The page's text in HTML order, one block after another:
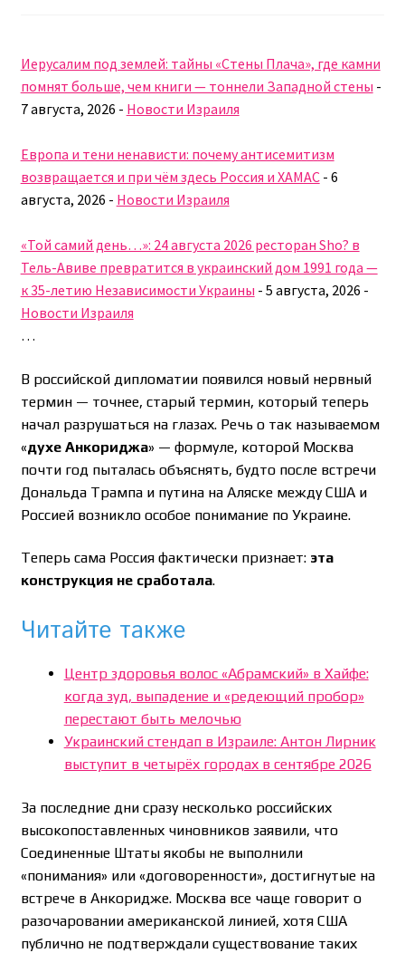
Статьи
Страница-меню-2
Иерусалим под землей: тайны «Стены Плача», где камни
помнят больше, чем книги — тоннели Западной стены -
7 августа, 2026 - Новости Израиля
Европа и тени ненависти: почему антисемитизм
возвращается и при чём здесь Россия и ХАМАС- 6
августа, 2026 - Новости Израиля
«Той самий день…»: 24 августа 2026 ресторан Sho? в
Тель-Авиве превратится в украинский дом 1991 года —
к 35-летию Независимости Украины - 5 августа, 2026 -
Новости Израиля
…
В российской дипломатии появился новый нервный
термин — точнее, старый термин, который теперь
начал разрушаться на глазах. Речь о так называемом
«духе Анкориджа» — формуле, которой Москва
почти год пыталась объяснять, будто после встречи
Дональда Трампа и путина на Аляске между США и
Россией возникло особое понимание по Украине.
Теперь сама Россия фактически признает: эта
конструкция не сработала.
Читайте также
Центр здоровья волос «Абрaмский» в Хайфе:
когда зуд, выпадение и «редеющий пробор»
перестают быть мелочью
Украинский стендап в Израиле: Антон Лирник
выступит в четырёх городах в сентябре 2026
За последние дни сразу несколько российских
высокопоставленных чиновников заявили, что
Соединенные Штаты якобы не выполнили
«понимания» или «договоренности», достигнутые на
встрече в Анкоридже. Москва все чаще говорит о
разочаровании американской линией, хотя США
публично не подтверждали существование таких